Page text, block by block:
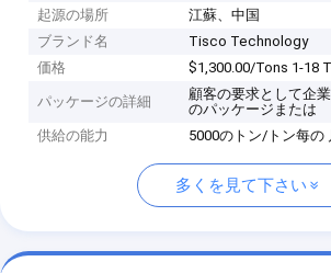
起源の場所
江蘇、中国
ブランド名
Tisco Technology
価格
$1,300.00/Tons 1-18
パッケージの詳細
顧客の要求として企
のパッケージまたは
供給の能力
5000のトン/トン每の
多くを見て下さい